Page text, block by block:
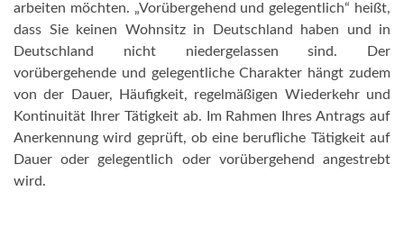
arbeiten möchten. „Vorübergehend und gelegentlich“ heißt,
dass Sie keinen Wohnsitz in Deutschland haben und in
Deutschland nicht niedergelassen sind. Der
vorübergehende und gelegentliche Charakter hängt zudem
von der Dauer, Häufigkeit, regelmäßigen Wiederkehr und
Kontinuität Ihrer Tätigkeit ab. Im Rahmen Ihres Antrags auf
Anerkennung wird geprüft, ob eine berufliche Tätigkeit auf
Dauer oder gelegentlich oder vorübergehend angestrebt
wird.